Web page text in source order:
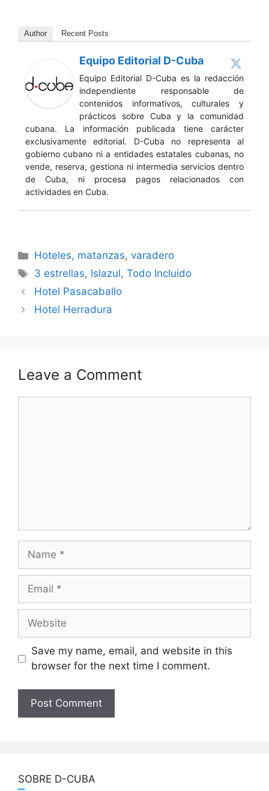
Author Recent Posts
Equipo Editorial D-Cuba
Equipo Editorial D-Cuba es la redacción
independiente responsable de
contenidos informativos, culturales y
prácticos sobre Cuba y la comunidad
cubana. La información publicada tiene carácter
exclusivamente editorial. D-Cuba no representa al
gobierno cubano ni a entidades estatales cubanas, no
vende, reserva, gestiona ni intermedia servicios dentro
de Cuba, ni procesa pagos relacionados con
actividades en Cuba.
Categories
Hoteles, matanzas,varadero
Tags
3 estrellas, Islazul,Todo Incluido
Hotel Pasacaballo
Hotel Herradura
Leave a Comment
Name
Email
Website
Save my name, email, and website in this
browser for the next time I comment.
SOBRE D-CUBA